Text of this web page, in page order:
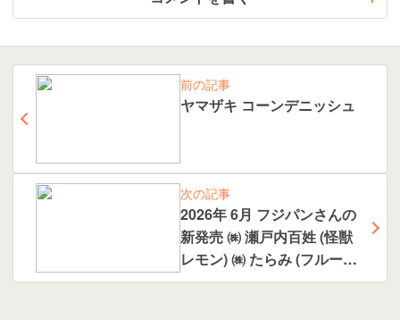
前の記事
ヤマザキ コーンデニッシュ
次の記事
2026年 6月 フジパンさんの
新発売 ㈱ 瀬戸内百姓 (怪獣
レモン) ㈱ たらみ (フルーツ
ゼリー どっさりシリーズ )